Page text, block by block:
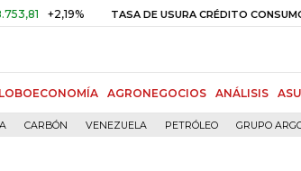
+2,19% TASA DE USURA CRÉDITO CONSUMO
AGRONEGOCIOS ANÁLISIS
CARBÓN VENEZUELA PETRÓLEO GRUPO